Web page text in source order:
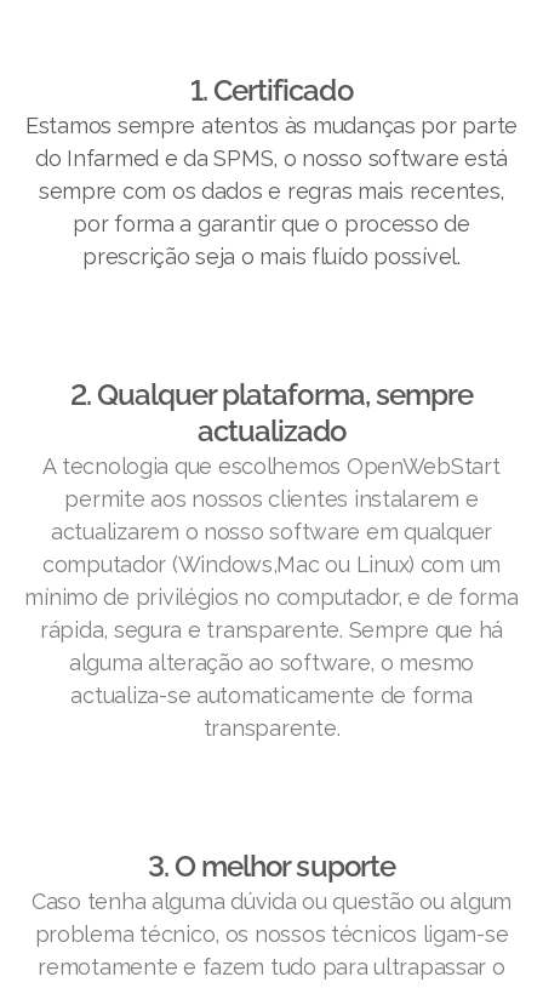
1. Certificado
Estamos sempre atentos às mudanças por parte
do Infarmed e da SPMS, o nosso software está
sempre com os dados e regras mais recentes,
por forma a garantir que o processo de
prescrição seja o mais fluído possível.
2. Qualquer plataforma, sempre
actualizado
A tecnologia que escolhemos OpenWebStart
permite aos nossos clientes instalarem e
actualizarem o nosso software em qualquer
computador (Windows,Mac ou Linux) com um
mínimo de privilégios no computador, e de forma
rápida, segura e transparente. Sempre que há
alguma alteração ao software, o mesmo
actualiza-se automaticamente de forma
transparente.
3. O melhor suporte
Caso tenha alguma dúvida ou questão ou algum
problema técnico, os nossos técnicos ligam-se
remotamente e fazem tudo para ultrapassar o